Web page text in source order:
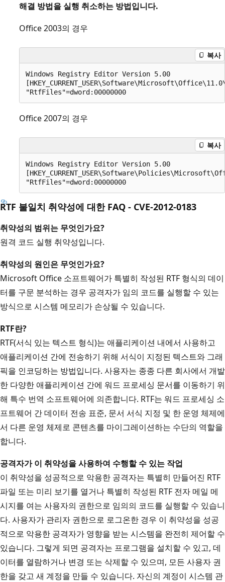
해결 방법을 실행 취소하는 방법입니다.
Office 2003의 경우
복사
Windows Registry Editor Version 5.00
Office 2007의 경우
복사
Windows Registry Editor Version 5.00
RTF 불일치 취약성에 대한 FAQ - CVE-2012-0183
취약성의 범위는 무엇인가요?
원격 코드 실행 취약성입니다.
취약성의 원인은 무엇인가요?
Microsoft Office 소프트웨어가 특별히 작성된 RTF 형식의 데이
터를 구문 분석하는 경우 공격자가 임의 코드를 실행할 수 있는
방식으로 시스템 메모리가 손상될 수 있습니다.
RTF란?
RTF(서식 있는 텍스트 형식)는 애플리케이션 내에서 사용하고
애플리케이션 간에 전송하기 위해 서식이 지정된 텍스트와 그래
픽을 인코딩하는 방법입니다. 사용자는 종종 다른 회사에서 개발
한 다양한 애플리케이션 간에 워드 프로세싱 문서를 이동하기 위
해 특수 번역 소프트웨어에 의존합니다. RTF는 워드 프로세싱 소
프트웨어 간 데이터 전송 표준, 문서 서식 지정 및 한 운영 체제에
서 다른 운영 체제로 콘텐츠를 마이그레이션하는 수단의 역할을
합니다.
공격자가 이 취약성을 사용하여 수행할 수 있는 작업
이 취약성을 성공적으로 악용한 공격자는 특별히 만들어진 RTF
파일 또는 미리 보기를 열거나 특별히 작성된 RTF 전자 메일 메
시지를 여는 사용자의 권한으로 임의의 코드를 실행할 수 있습니
다. 사용자가 관리자 권한으로 로그온한 경우 이 취약성을 성공
적으로 악용한 공격자가 영향을 받는 시스템을 완전히 제어할 수
있습니다. 그렇게 되면 공격자는 프로그램을 설치할 수 있고, 데
이터를 열람하거나 변경 또는 삭제할 수 있으며, 모든 사용자 권
한을 갖고 새 계정을 만들 수 있습니다. 자신의 계정이 시스템 관